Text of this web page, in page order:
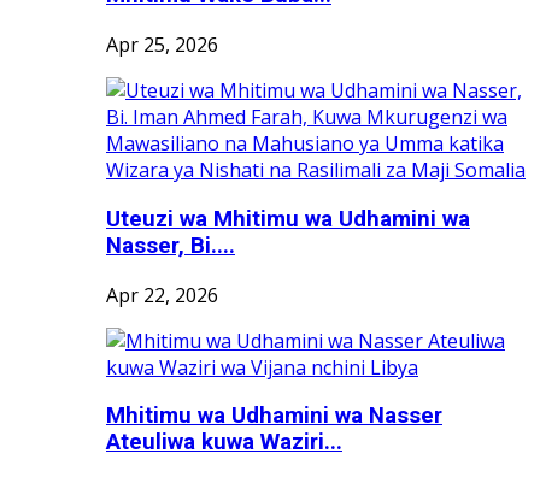
Apr 25, 2026
Uteuzi wa Mhitimu wa Udhamini wa
Nasser, Bi....
Apr 22, 2026
Mhitimu wa Udhamini wa Nasser
Ateuliwa kuwa Waziri...